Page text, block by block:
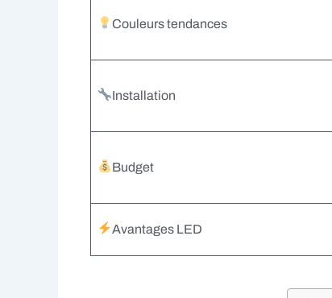
Couleurs tendances
Installation
Budget
Avantages LED